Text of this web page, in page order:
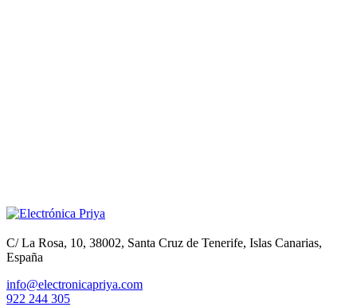
C/ La Rosa, 10, 38002, Santa Cruz de Tenerife, Islas Canarias,
España
info@electronicapriya.com
922 244 305